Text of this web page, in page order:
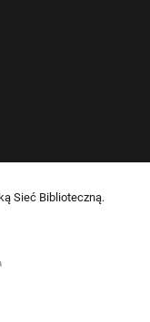
Sieć Biblioteczną.